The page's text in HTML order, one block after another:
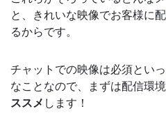
と、きれいな映像でお客様に
るからです。
チャットでの映像は必須とい
なことなので、まずは配信環
ススメ します！